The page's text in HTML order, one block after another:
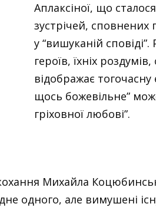
Аплаксіної, що
зустрічей, сповнених
у “вишуканій
героїв, їхніх
відображає
щось божевільне”
гріховної любові”.
Михайла
одного, але вимушені